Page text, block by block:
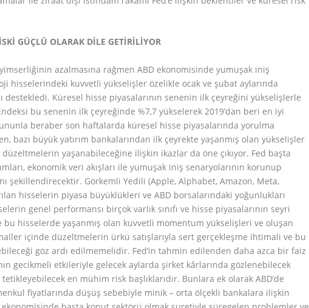
GÜÇLÜ OLARAK DİLE GETİRİLİYOR
azalmasına rağmen ABD ekonomisinde yumuşak iniş
hisselerindeki kuvvetli yükselişler özelikle ocak ve şubat aylarında
destekledi. Küresel hisse piyasalarının senenin ilk çeyreğini yükselişlerle
bu senenin ilk çeyreğinde %7,7 yükselerek 2019’dan beri en iyi
beraber son haftalarda küresel hisse piyasalarında yorulma
bazı büyük yatırım bankalarından ilk çeyrekte yaşanmış olan yükselişler
yaşanabileceğine ilişkin ikazlar da öne çıkıyor. Fed başta
ekonomik veri akışları ile yumuşak iniş senaryolarının korunup
şekillendirecektir. Görkemli Yedili (Apple, Alphabet, Amazon, Meta,
hisselerin piyasa büyüklükleri ve ABD borsalarındaki yoğunlukları
genel performansı birçok varlık sınıfı ve hisse piyasalarının seyri
hisselerde yaşanmış olan kuvvetli momentum yükselişleri ve oluşan
içinde düzeltmelerin ürkü satışlarıyla sert gerçekleşme ihtimali ve bu
göz ardı edilmemelidir. Fed’in tahmin edilenden daha azca bir faiz
gecikmeli etkileriyle gelecek aylarda şirket kârlarında gözlenebilecek
en mühim risk başlıklarıdır. Bunlara ek olarak ABD’de
fiyatlarında düşüş sebebiyle minik – orta ölçekli bankalara ilişkin